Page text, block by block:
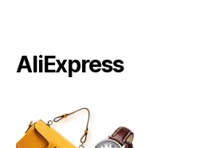
AliExpress